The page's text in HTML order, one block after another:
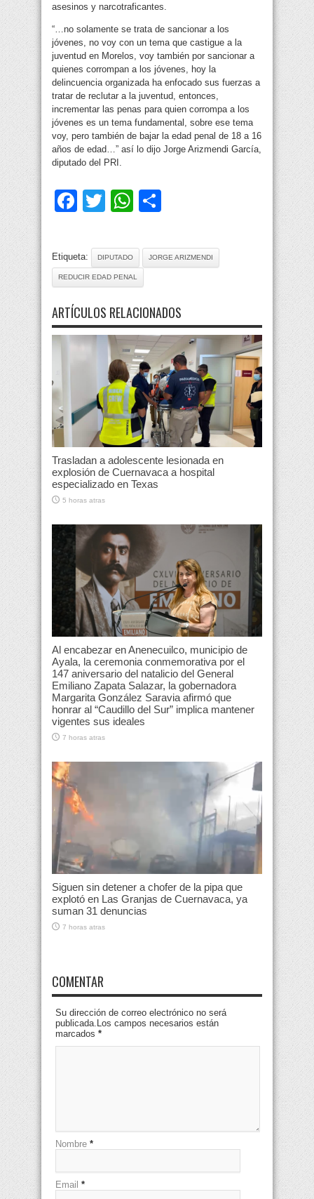
asesinos y narcotraficantes.
“…no solamente se trata de sancionar a los
jóvenes, no voy con un tema que castigue a la
juventud en Morelos, voy también por sancionar a
quienes corrompan a los jóvenes, hoy la
delincuencia organizada ha enfocado sus fuerzas a
tratar de reclutar a la juventud, entonces,
incrementar las penas para quien corrompa a los
jóvenes es un tema fundamental, sobre ese tema
voy, pero también de bajar la edad penal de 18 a 16
años de edad…” así lo dijo Jorge Arizmendi García,
diputado del PRI.
Facebook
TwitterWhatsApp
Etiqueta: DIPUTADO JORGE ARIZMENDI
REDUCIR EDAD PENAL
ARTÍCULOS RELACIONADOS
Trasladan a adolescente lesionada en
explosión de Cuernavaca a hospital
especializado en Texas
5 horas atras
Al encabezar en Anenecuilco, municipio de
Ayala, la ceremonia conmemorativa por el
147 aniversario del natalicio del General
Emiliano Zapata Salazar, la gobernadora
Margarita González Saravia afirmó que
honrar al “Caudillo del Sur” implica mantener
vigentes sus ideales
7 horas atras
Siguen sin detener a chofer de la pipa que
explotó en Las Granjas de Cuernavaca, ya
suman 31 denuncias
7 horas atras
COMENTAR
Su dirección de correo electrónico no será
publicada.Los campos necesarios están
marcados *
Nombre *
Email *